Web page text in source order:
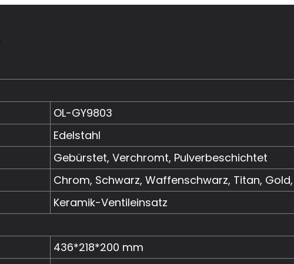
OL-GY9803
Edelstahl
Gebürstet, Verchromt, Pulverbeschichtet
Chrom, Schwarz, Waffenschwarz, Titan,
Keramik-Ventileinsatz
436*218*200 mm